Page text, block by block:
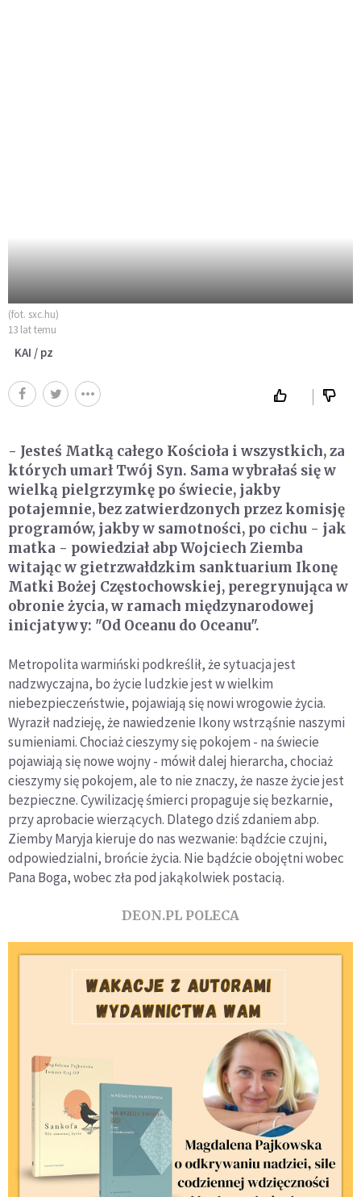
(fot. sxc.hu)
13 lat temu
KAI / pz
- Jesteś Matką całego Kościoła i wszystkich, za
których umarł Twój Syn. Sama wybrałaś się w
wielką pielgrzymkę po świecie, jakby
potajemnie, bez zatwierdzonych przez komisję
programów, jakby w samotności, po cichu - jak
matka - powiedział abp Wojciech Ziemba
witając w gietrzwałdzkim sanktuarium Ikonę
Matki Bożej Częstochowskiej, peregrynująca w
obronie życia, w ramach międzynarodowej
inicjatywy: "Od Oceanu do Oceanu".
Metropolita warmiński podkreślił, że sytuacja jest
nadzwyczajna, bo życie ludzkie jest w wielkim
niebezpieczeństwie, pojawiają się nowi wrogowie życia.
Wyraził nadzieję, że nawiedzenie Ikony wstrząśnie naszymi
sumieniami. Chociaż cieszymy się pokojem - na świecie
pojawiają się nowe wojny - mówił dalej hierarcha, chociaż
cieszymy się pokojem, ale to nie znaczy, że nasze życie jest
bezpieczne. Cywilizację śmierci propaguje się bezkarnie,
przy aprobacie wierzących. Dlatego dziś zdaniem abp.
Ziemby Maryja kieruje do nas wezwanie: bądźcie czujni,
odpowiedzialni, brońcie życia. Nie bądźcie obojętni wobec
Pana Boga, wobec zła pod jakąkolwiek postacią.
DEON.PL POLECA